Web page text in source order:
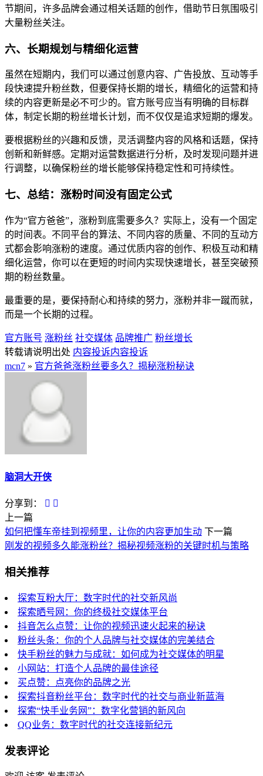
节期间，许多品牌会通过相关话题的创作，借助节日氛围吸引
大量粉丝关注。
六、长期规划与精细化运营
虽然在短期内，我们可以通过创意内容、广告投放、互动等手
段快速提升粉丝数，但要保持长期的增长，精细化的运营和持
续的内容更新是必不可少的。官方账号应当有明确的目标群
体，制定长期的粉丝增长计划，而不仅仅是追求短期的爆发。
要根据粉丝的兴趣和反馈，灵活调整内容的风格和话题，保持
创新和新鲜感。定期对运营数据进行分析，及时发现问题并进
行调整，以确保粉丝的增长能够保持稳定性和可持续性。
七、总结：涨粉时间没有固定公式
作为“官方爸爸”，涨粉到底需要多久？实际上，没有一个固定
的时间表。不同平台的算法、不同内容的质量、不同的互动方
式都会影响涨粉的速度。通过优质内容的创作、积极互动和精
细化运营，你可以在更短的时间内实现快速增长，甚至突破预
期的粉丝数量。
最重要的是，要保持耐心和持续的努力，涨粉并非一蹴而就，
而是一个长期的过程。
官方账号 涨粉丝 社交媒体 品牌推广 粉丝增长
转载请说明出处 内容投诉内容投诉
mcn7 » 官方爸爸涨粉丝要多久？揭秘涨粉秘诀
脑洞大开侠
分享到：
上一篇
如何把懂车帝挂到视频里，让你的内容更加生动 下一篇
刚发的视频多久能涨粉丝？揭秘视频涨粉的关键时机与策略
相关推荐
探索互粉大厅：数字时代的社交新风尚
探索晒号网：你的终极社交媒体平台
抖音怎么点赞：让你的视频迅速火起来的秘诀
粉丝头条：你的个人品牌与社交媒体的完美结合
快手粉丝的魅力与成就：如何成为社交媒体的明星
小网站：打造个人品牌的最佳途径
买点赞：点亮你的品牌之光
探索抖音粉丝平台：数字时代的社交与商业新蓝海
探索“快手业务网”：数字化营销的新风向
QQ业务：数字时代的社交连接新纪元
发表评论